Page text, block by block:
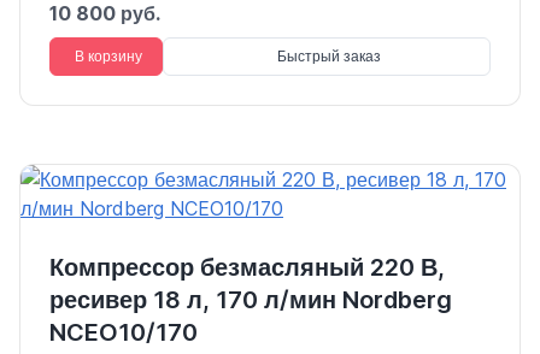
10 800 руб.
В корзину Быстрый заказ
Компрессор безмасляный 220 В,
ресивер 18 л, 170 л/мин Nordberg
NCEO10/170